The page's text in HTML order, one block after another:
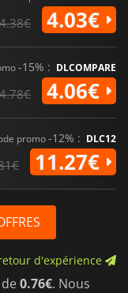
4.38€ 4.03€
-15% : DLCOMPARE
4.78€ 4.06€
promo-12% : DLC12
11.27€
d'expérience
0.76€. Nous